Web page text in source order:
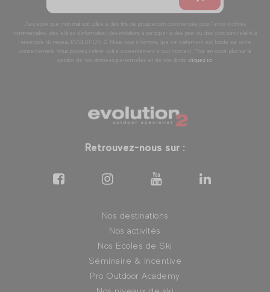
J’accepte que mon mail soit utilisé à des fins de prospection commerciale pour l’envoi d’offres
commerciales, des lettres d’information, des invitations à participer à des jeux ou des concours relatifs à
l’ensemble du réseau EVOLUTION 2. Nous vous informons que ce traitement est fondé sur votre
consentement. Vous pouvez retirer votre consentement à tout moment. Pour en savoir plus sur la
gestion de vos données personnelles et de vos droits : cliquez ici
Retrouvez-nous sur :
Nos destinations
Nos activités
Nos Ecoles de Ski
Séminaire & Incentive
Pro Outdoor Academy